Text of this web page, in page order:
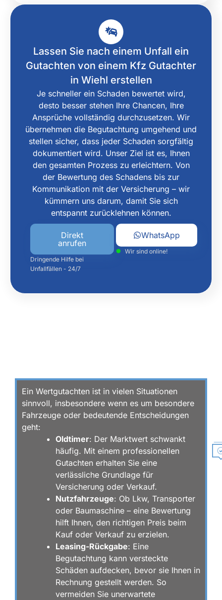
Lassen Sie nach einem Unfall ein
Gutachten von einem Kfz Gutachter
in Wiehl erstellen
Je schneller ein Schaden bewertet wird,
desto besser stehen Ihre Chancen, Ihre
Ansprüche vollständig durchzusetzen. Wir
übernehmen die Begutachtung umgehend und
stellen sicher, dass jeder Schaden sorgfältig
dokumentiert wird. Unser Ziel ist es, Ihnen
den gesamten Prozess zu erleichtern. Von
der Bewertung des Schadens bis zur
Kommunikation mit der Versicherung – wir
kümmern uns darum, damit Sie sich
entspannt zurücklehnen können.
Direkt
anrufen
Dringende Hilfe bei
Unfallfällen - 24/7
WhatsApp
Wir sind online!
Ein Wertgutachten ist in vielen Situationen
sinnvoll, insbesondere wenn es um besondere
Fahrzeuge oder bedeutende Entscheidungen
geht:
Oldtimer: Der Marktwert schwankt
häufig. Mit einem professionellen
Gutachten erhalten Sie eine
verlässliche Grundlage für
Versicherung oder Verkauf.
Nutzfahrzeuge: Ob Lkw, Transporter
oder Baumaschine – eine Bewertung
hilft Ihnen, den richtigen Preis beim
Kauf oder Verkauf zu erzielen.
Leasing-Rückgabe: Eine
Begutachtung kann versteckte
Schäden aufdecken, bevor sie Ihnen in
Rechnung gestellt werden. So
vermeiden Sie unerwartete